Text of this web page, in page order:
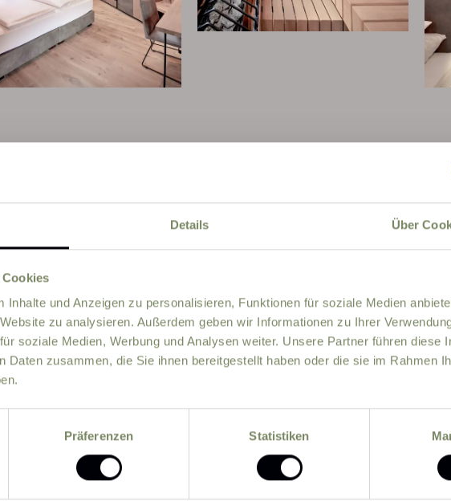
Details Über
Inhalte und Anzeigen zu personalisieren, Funktionen für soziale Medien
zu analysieren. Außerdem geben wir Informationen zu Ihrer
soziale Medien, Werbung und Analysen weiter. Unsere Partner führen diese
Daten zusammen, die Sie ihnen bereitgestellt haben oder die sie im Rahmen
Präferenzen Statistiken
PRICE